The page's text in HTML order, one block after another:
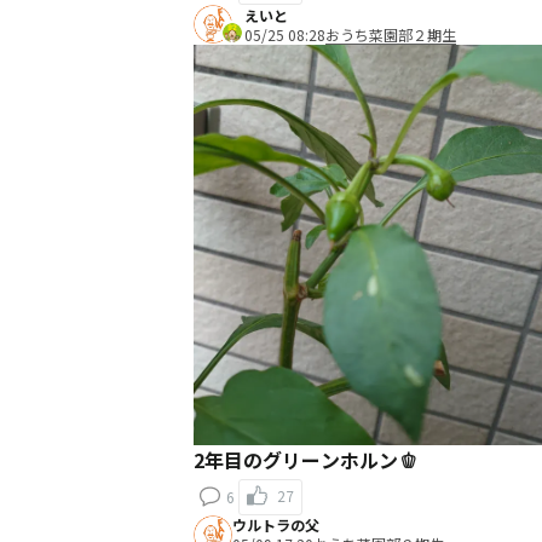
えいと
05/25 08:28おうち菜園部２期生
2年目のグリーンホルン🫑
6
27
ウルトラの父